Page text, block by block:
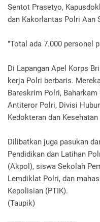
Sentot Prasetyo,
dan Kakorlantas Polri Aan
"Total ada 7.000 personel
Di Lapangan Apel Korps
kerja Polri berbaris.
Bareskrim Polri,
Antiteror Polri, Divisi
Kedokteran dan
Dilibatkan juga pasukan
Pendidikan dan Latihan
(Akpol), siswa Sekolah
Lemdiklat Polri, dan
Kepolisian (PTIK).
(Taupik)